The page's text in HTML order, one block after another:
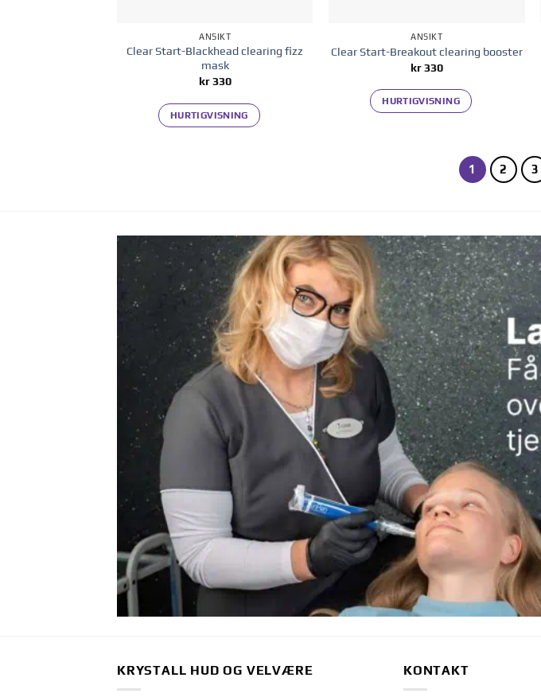
ANSIKT
Clear Start-Blackhead clearing fizz
mask
kr330
HURTIGVISNING
ANSIKT
Clear Start-Breakout clearing booster
kr330
HURTIGVISNING
1 2 3
KRYSTALL HUD OG VELVÆRE KONTAKT